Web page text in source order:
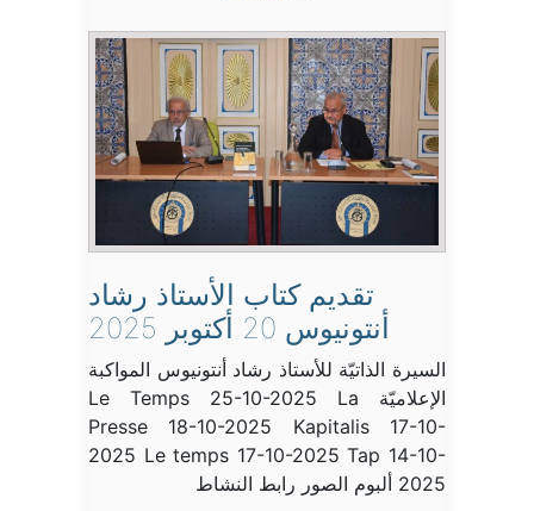
تقديم كتاب الأستاذ رشاد
أنتونيوس 20 أكتوبر 2025
السيرة الذاتيّة للأستاذ رشاد أنتونيوس المواكبة
الإعلاميّة Le Temps 25-10-2025 La
Presse 18-10-2025 Kapitalis 17-10-
2025 Le temps 17-10-2025 Tap 14-10-
2025 ألبوم الصور رابط النشاط